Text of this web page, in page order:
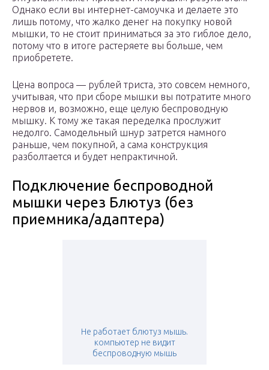
Однако если вы интернет-самоучка и делаете это
лишь потому, что жалко денег на покупку новой
мышки, то не стоит приниматься за это гиблое дело,
потому что в итоге растеряете вы больше, чем
приобретете.
Цена вопроса — рублей триста, это совсем немного,
учитывая, что при сборе мышки вы потратите много
нервов и, возможно, еще целую беспроводную
мышку. К тому же такая переделка прослужит
недолго. Самодельный шнур затрется намного
раньше, чем покупной, а сама конструкция
разболтается и будет непрактичной.
Подключение беспроводной
мышки через Блютуз (без
приемника/адаптера)
Не работает блютуз мышь.
компьютер не видит
беспроводную мышь